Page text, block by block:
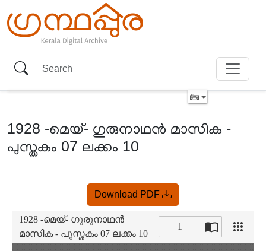
1928 -മെയ്- ഗുരുനാഥൻ മാസിക -
പുസ്തകം 07 ലക്കം 10
Download PDF